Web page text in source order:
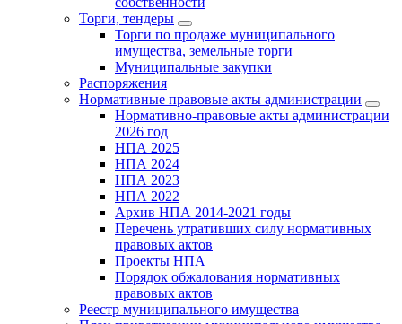
Торги, тендеры
Торги по продаже муниципального
имущества, земельные торги
Муниципальные закупки
Распоряжения
Нормативные правовые акты администрации
Нормативно-правовые акты администрации
2026 год
НПА 2025
НПА 2024
НПА 2023
НПА 2022
Архив НПА 2014-2021 годы
Перечень утративших силу нормативных
правовых актов
Проекты НПА
Порядок обжалования нормативных
правовых актов
Реестр муниципального имущества